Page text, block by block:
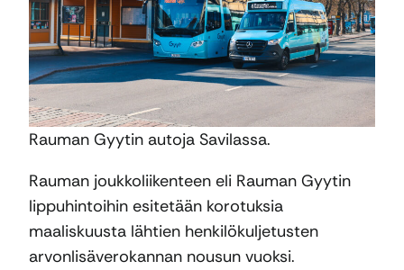
Rauman Gyytin autoja Savilassa.
Rauman joukkoliikenteen eli Rauman Gyytin
lippuhintoihin esitetään korotuksia
maaliskuusta lähtien henkilökuljetusten
arvonlisäverokannan nousun vuoksi.